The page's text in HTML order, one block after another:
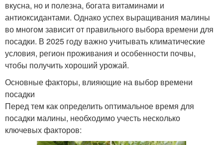
вкусна, но и полезна, богата витаминами и
антиоксидантами. Однако успех выращивания малины
во многом зависит от правильного выбора времени для
посадки. В 2025 году важно учитывать климатические
условия, регион проживания и особенности почвы,
чтобы получить хороший урожай.
Основные факторы, влияющие на выбор времени
посадки
Перед тем как определить оптимальное время для
посадки малины, необходимо учесть несколько
ключевых факторов: